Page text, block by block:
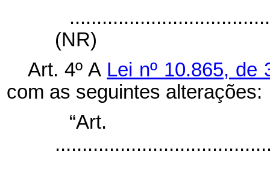
(NR)
Art. 4º A Lei nº 10.865,
com as seguintes alterações: